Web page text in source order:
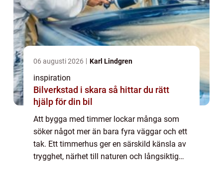
06 augusti 2026 Karl Lindgren
inspiration
Bilverkstad i skara så hittar du rätt
hjälp för din bil
Att bygga med timmer lockar många som
söker något mer än bara fyra väggar och ett
tak. Ett timmerhus ger en särskild känsla av
trygghet, närhet till naturen och långsiktig